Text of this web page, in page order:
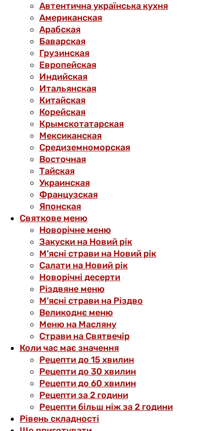
Автентична українська кухня
Американская
Арабская
Баварская
Грузинская
Европейская
Индийская
Итальянская
Китайская
Корейская
Крымскотатарская
Мексиканская
Средиземноморская
Восточная
Тайская
Украинская
Французская
Японская
Святкове меню
Новорічне меню
Закуски на Новий рік
М’ясні страви на Новий рік
Салати на Новий рік
Новорічні десерти
Різдвяне меню
М’ясні страви на Різдво
Великоднє меню
Меню на Масляну
Страви на Святвечір
Коли час має значення
Рецепти до 15 хвилин
Рецепти до 30 хвилин
Рецепти до 60 хвилин
Рецепти за 2 години
Рецепти більш ніж за 2 години
Рівень складності